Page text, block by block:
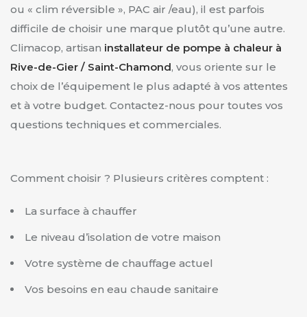
ou « clim réversible », PAC air /eau), il est parfois
difficile de choisir une marque plutôt qu’une autre.
Climacop, artisan installateur de pompe à chaleur à
Rive-de-Gier / Saint-Chamond, vous oriente sur le
choix de l’équipement le plus adapté à vos attentes
et à votre budget. Contactez-nous pour toutes vos
questions techniques et commerciales.
Comment choisir ? Plusieurs critères comptent :
La surface à chauffer
Le niveau d’isolation de votre maison
Votre système de chauffage actuel
Vos besoins en eau chaude sanitaire